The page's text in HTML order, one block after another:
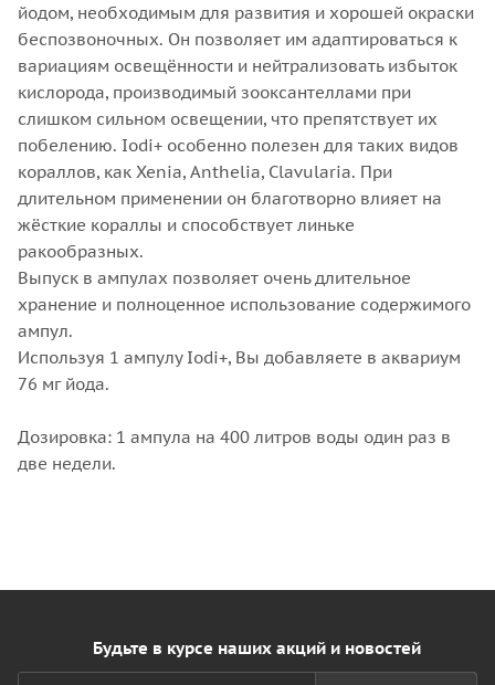
йодом, необходимым для развития и хорошей окраски
беспозвоночных. Он позволяет им адаптироваться к
вариациям освещённости и нейтрализовать избыток
кислорода, производимый зооксантеллами при
слишком сильном освещении, что препятствует их
побелению. Iodi+ особенно полезен для таких видов
кораллов, как Xenia, Anthelia, Clavularia. При
длительном применении он благотворно влияет на
жёсткие кораллы и способствует линьке
ракообразных.
Выпуск в ампулах позволяет очень длительное
хранение и полноценное использование содержимого
ампул.
Используя 1 ампулу Iodi+, Вы добавляете в аквариум
76 мг йода.
Дозировка: 1 ампула на 400 литров воды один раз в
две недели.
Будьте в курсе наших акций и новостей